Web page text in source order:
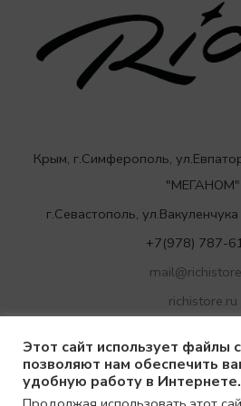
Крым, г.Симферополь,
"МЕГАНОМ"
г.Севастополь,
+7(978) 787-
richistore.ru
Этот сайт использует файлы
позволяют нам обеспечить
удобную работу в Интернете.